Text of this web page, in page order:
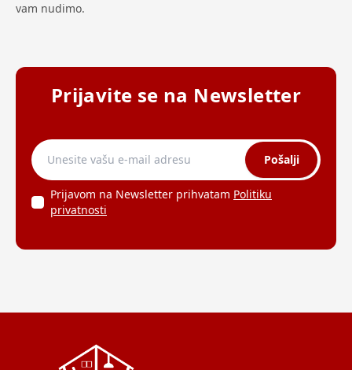
vam nudimo.
Prijavite se na Newsletter
Pošalji
Prijavom na Newsletter prihvatam Politiku
privatnosti